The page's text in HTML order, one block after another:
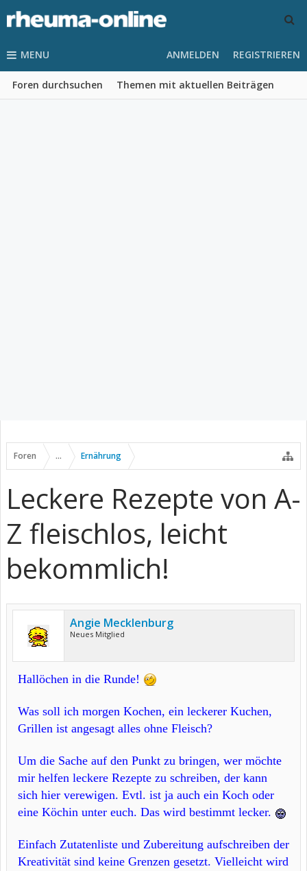
MENU
Foren durchsuchen Themen mit aktuellen Beiträgen
ANMELDEN REGISTRIEREN
Foren ... Ernährung
Leckere Rezepte von A-
Z fleischlos, leicht
bekommlich!
Angie Mecklenburg
Neues Mitglied
Hallöchen in die Runde!
Was soll ich morgen Kochen, ein leckerer Kuchen,
Grillen ist angesagt alles ohne Fleisch?
Um die Sache auf den Punkt zu bringen, wer möchte
mir helfen leckere Rezepte zu schreiben, der kann
sich hier verewigen. Evtl. ist ja auch ein Koch oder
eine Köchin unter euch. Das wird bestimmt lecker.
Einfach Zutatenliste und Zubereitung aufschreiben der
Kreativität sind keine Grenzen gesetzt. Vielleicht wird